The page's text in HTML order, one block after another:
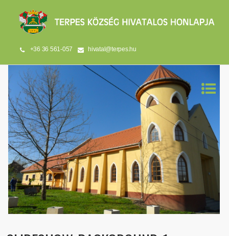
+36 36 561-057 hivatal@terpes.hu